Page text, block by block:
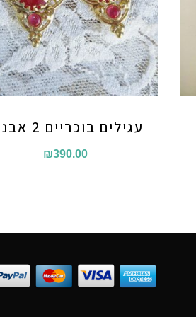
עגילים בוכריים 2 אבנים
₪390.00